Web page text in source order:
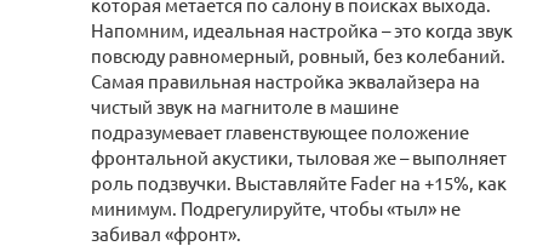
Напомним, идеальная настройка – это когда звук
повсюду равномерный, ровный, без колебаний.
Самая правильная настройка эквалайзера на
чистый звук на магнитоле в машине
подразумевает главенствующее положение
фронтальной акустики, тыловая же – выполняет
роль подзвучки. Выставляйте Fader на +15%, как
минимум. Подрегулируйте, чтобы «тыл» не
забивал «фронт».